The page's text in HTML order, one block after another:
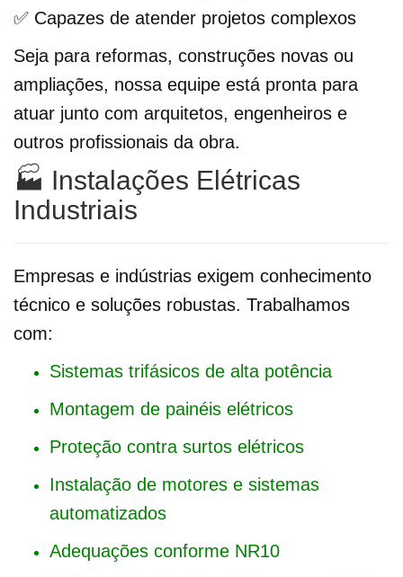
✅ Capazes de atender projetos complexos
Seja para reformas, construções novas ou
ampliações, nossa equipe está pronta para
atuar junto com arquitetos, engenheiros e
outros profissionais da obra.
🏭 Instalações Elétricas
Industriais
Empresas e indústrias exigem conhecimento
técnico e soluções robustas. Trabalhamos
com:
Sistemas trifásicos de alta potência
Montagem de painéis elétricos
Proteção contra surtos elétricos
Instalação de motores e sistemas
automatizados
Adequações conforme NR10